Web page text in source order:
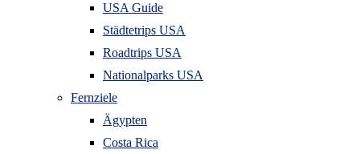
USA Guide
Städtetrips USA
Roadtrips USA
Nationalparks USA
Fernziele
Ägypten
Costa Rica